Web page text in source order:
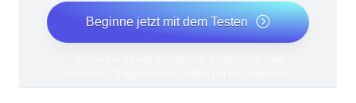
Beginne jetzt mit dem Testen